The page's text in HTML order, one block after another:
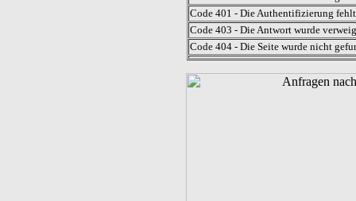
Code 401 - Die Authentifizierung
Code 403 - Die Antwort wurde
Code 404 - Die Seite wurde nicht